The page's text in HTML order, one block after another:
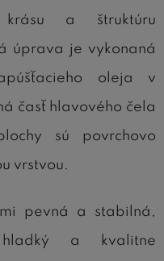
krásu a štruktúru
úprava je vykonaná
oleja v
časť hlavového čela
sú povrchovo
vrstvou.
pevná a stabilná,
a kvalitne